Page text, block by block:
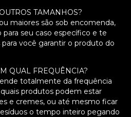
TAMANHOS?
maiores são sob encomenda,
seu caso específico e te
você garantir o produto do
QUAL FREQUÊNCIA?
totalmente da frequência
produtos podem estar
e cremes, ou até mesmo ficar
o tempo inteiro pegando